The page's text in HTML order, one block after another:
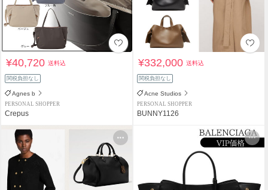
¥40,720送料込
関税負担なし
Agnes b
PERSONAL SHOPPER
Crepus
¥332,000送料込
関税負担なし
Acne Studios
PERSONAL SHOPPER
BUNNY1126